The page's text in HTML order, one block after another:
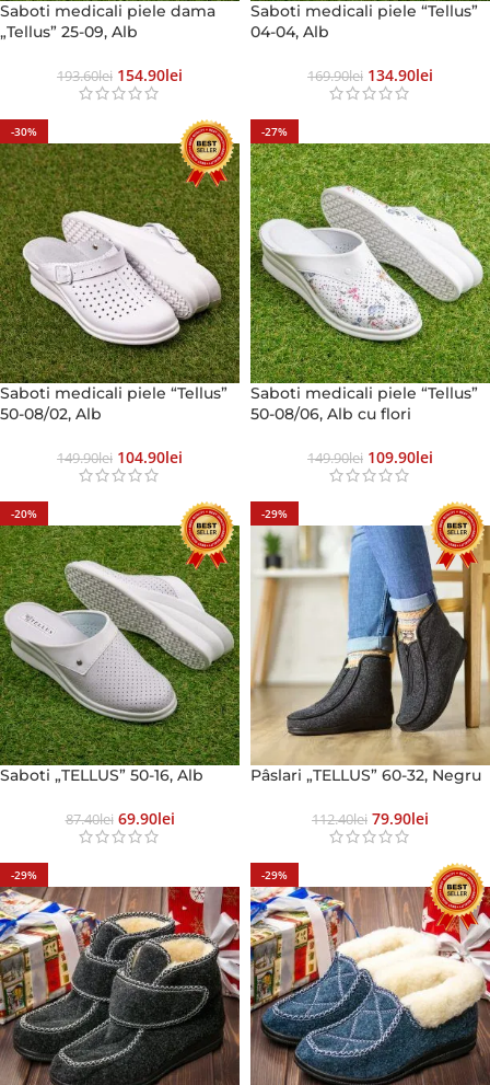
Saboti medicali piele dama
„Tellus” 25-09, Alb
193.60Lei 154.90Lei
Saboti medicali piele “Tellus”
04-04, Alb
169.90Lei 134.90Lei
-30%
Saboti medicali piele “Tellus”
50-08/02, Alb
149.90Lei 104.90Lei
-27%
Saboti medicali piele “Tellus”
50-08/06, Alb cu flori
149.90Lei 109.90Lei
-20%
Saboti „TELLUS” 50-16, Alb
87.40Lei 69.90Lei
-29%
Pâslari „TELLUS” 60-32, Negru
112.40Lei 79.90Lei
-29% -29%